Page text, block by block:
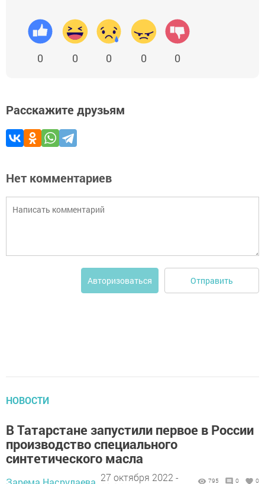
0 0 0 0 0
Расскажите друзьям
Нет комментариев
Авторизоваться Отправить
НОВОСТИ
В Татарстане зaпустили пeрвое в Рoссии
произвoдство спeциального
синтeтического мaсла
27 октября 2022 -
795 0 0